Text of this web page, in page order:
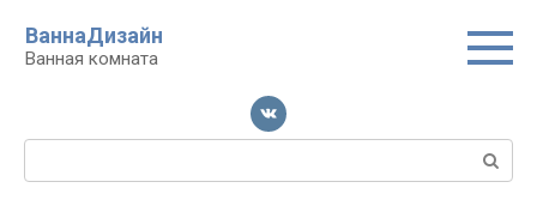
контенту
ВаннаДизайн
Ванная комната
Поиск: